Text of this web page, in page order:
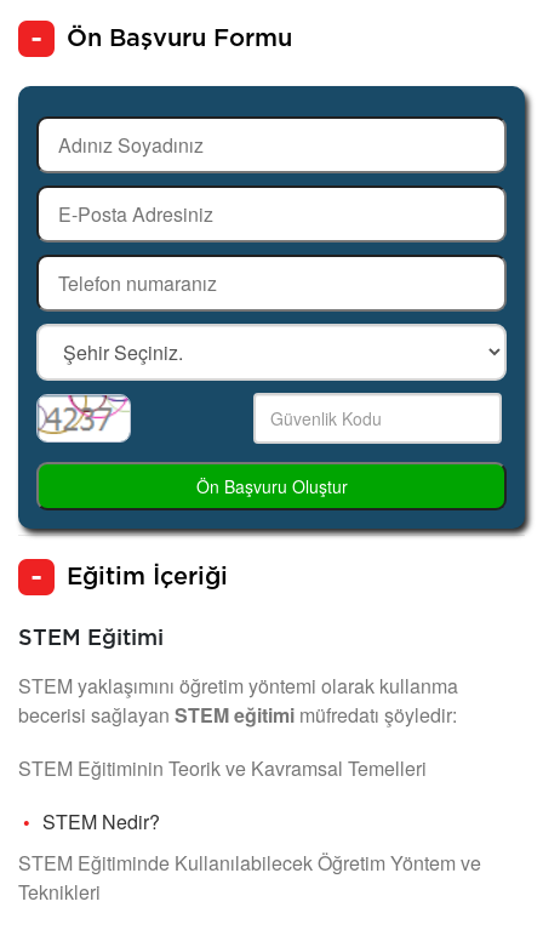
Ön Başvuru Formu
Ön Başvuru Oluştur
Eğitim İçeriği
STEM Eğitimi
STEM yaklaşımını öğretim yöntemi olarak kullanma
becerisi sağlayan STEM eğitimi müfredatı şöyledir:
STEM Eğitiminin Teorik ve Kavramsal Temelleri
STEM Nedir?
STEM Eğitiminde Kullanılabilecek Öğretim Yöntem ve
Teknikleri